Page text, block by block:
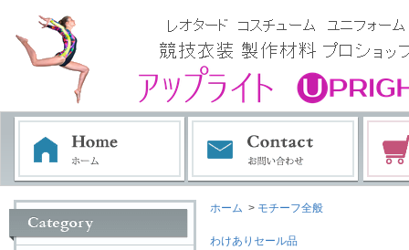
ホーム > モチーフ全般
わけありセール品